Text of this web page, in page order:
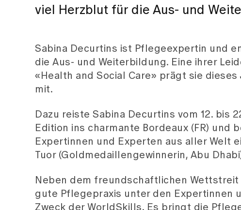
viel Herzblut für die Aus- und
Sabina Decurtins ist Pflegeexpertin und
die Aus- und Weiterbildung. Eine ihrer
«Health and Social Care» prägt sie
mit.
Dazu reiste Sabina Decurtins vom 12. bis
Edition ins charmante Bordeaux (FR) und
Expertinnen und Experten aus aller Welt
Tuor (Goldmedaillengewinnerin, Abu
Neben dem freundschaftlichen
gute Pflegepraxis unter den Expertinnen
Zweck der WorldSkills. Es bringt die